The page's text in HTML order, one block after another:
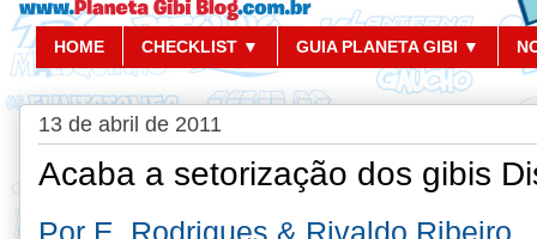
HOME CHECKLIST ▼ GUIA PLANETA GIBI ▼
13 de abril de 2011
Acaba a setorização dos gibis
Por E. Rodrigues & Rivaldo